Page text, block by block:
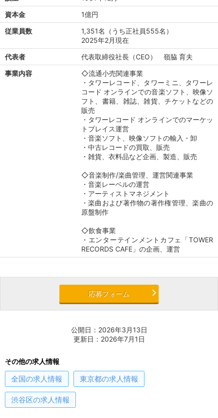
資本金
1億円
従業員数
1,351名（うち正社員555名）
2025年2月現在
代表者
代表取締役社長（CEO） 嶺脇 育夫
事業内容
◇流通小売関連事業
・タワーレコード、タワーミニ、タワーレ
コード オンラインでの音楽ソフト、映像ソ
フト、書籍、雑誌、雑貨、チケットなどの
販売
・タワーレコード オンラインでのマーケッ
トプレイス運営
・音楽ソフト、映像ソフトの輸入・卸
・中古レコードの買取、販売
・雑貨、衣料品など企画、製造、販売
◇音楽制作/楽曲管理、運営関連事業
・音楽レーベルの運営
・アーティストマネジメント
・楽曲および著作物の著作権管理、楽曲の
原盤制作
◇飲食事業
・エンターテインメントカフェ「TOWER
RECORDS CAFE」の企画、運営
応募フォーム
公開日：2026年3月13日
更新日：2026年7月1日
その他の求人情報
全国の求人情報 東京都の求人情報
渋谷区の求人情報